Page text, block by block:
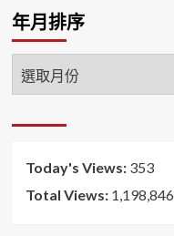
年月排序
年
月
Today's Views: 353
Total Views: 1,198,846